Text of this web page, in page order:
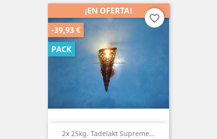
2x 25kg. Tadelakt Supreme...
¡EN OFERTA!
-39,93 €
PACK
favorite_border